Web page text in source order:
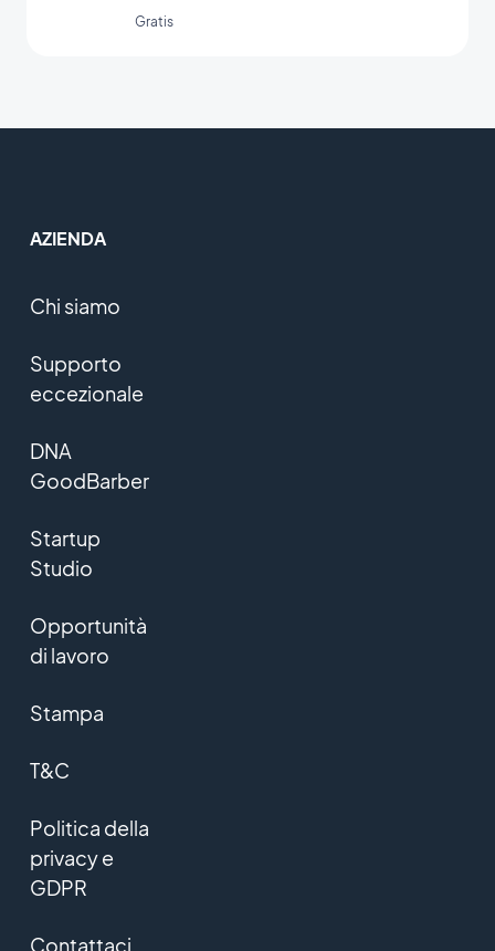
Gratis
AZIENDA
Chi siamo
Supporto
eccezionale
DNA
GoodBarber
Startup
Studio
Opportunità
di lavoro
Stampa
T&C
Politica della
privacy e
GDPR
Contattaci